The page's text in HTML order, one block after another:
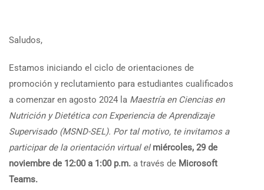
Saludos,
Estamos iniciando el ciclo de orientaciones de
promoción y reclutamiento para estudiantes cualificados
a comenzar en agosto 2024 la Maestría en Ciencias en
Nutrición y Dietética con Experiencia de Aprendizaje
Supervisado (MSND-SEL). Por tal motivo, te invitamos a
participar de la orientación virtual el miércoles, 29 de
noviembre de 12:00 a 1:00 p.m. a través de Microsoft
Teams.